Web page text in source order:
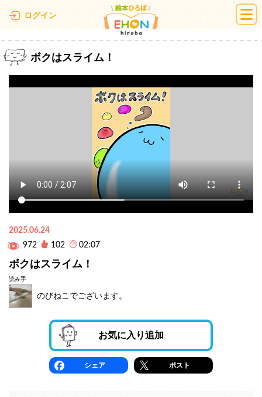
ログイン 絵本ひろば
ボクはスライム！
2025.06.24
972
102 02:07
ボクはスライム！
読み手
のびねこでございます。
お気に入り追加
シェア ポスト